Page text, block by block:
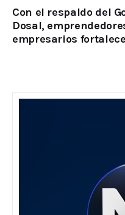
Con el respaldo del
Dosal,
empresarios